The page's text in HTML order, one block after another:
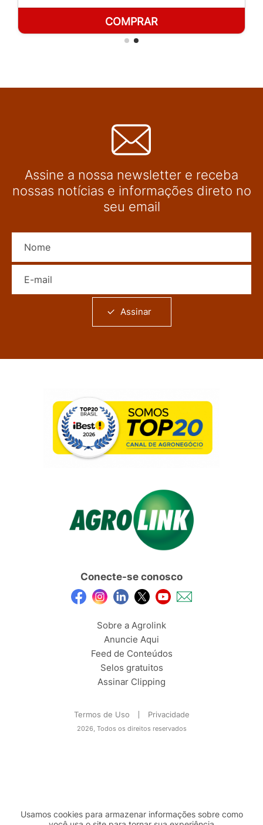
COMPRAR
Assine a nossa newsletter e receba
nossas notícias e informações direto no
seu email
Assinar
Conecte-se conosco
Sobre a Agrolink
Anuncie Aqui
Feed de Conteúdos
Selos gratuitos
Assinar Clipping
Termos de Uso Privacidade
2026, Todos os direitos reservados
Usamos cookies para armazenar informações sobre como